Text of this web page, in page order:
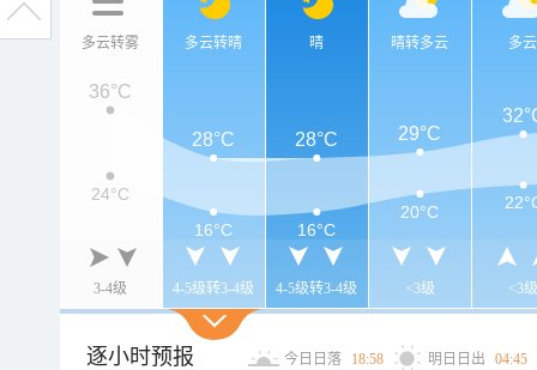
多云转雾
3-4级
多云转晴
4-5级转3-4级
晴
4-5级转3-4级
晴转多云
<3级
多云
<3级
36°C
28°C 28°C 29°C
24°C
16°C
16°C
20°C
逐小时预报 今日日落 18:58 明日日出 04:45